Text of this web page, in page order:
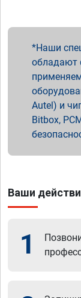
Наши
обладают
Autel) и
Bitbox,
Ваши
1